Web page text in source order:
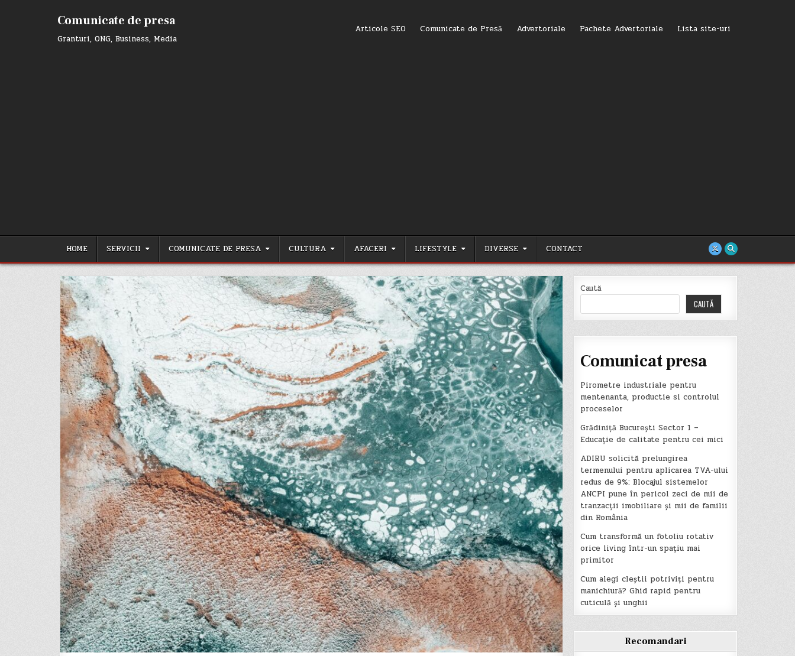
Comunicate de presa
Granturi, ONG, Business, Media
Articole SEO Comunicate de Presă Advertoriale Pachete Advertoriale Lista site-uri
HOME SERVICII COMUNICATE DE PRESA CULTURA AFACERI LIFESTYLE DIVERSE CONTACT
Caută
CAUTĂ
Comunicat presa
Pirometre industriale pentru
mentenanta, productie si controlul
proceselor
Grădiniță București Sector 1 –
Educație de calitate pentru cei mici
ADIRU solicită prelungirea
termenului pentru aplicarea TVA-ului
redus de 9%: Blocajul sistemelor
ANCPI pune în pericol zeci de mii de
tranzacții imobiliare și mii de familii
din România
Cum transformă un fotoliu rotativ
orice living într-un spațiu mai
primitor
Cum alegi cleștii potriviți pentru
manichiură? Ghid rapid pentru
cuticulă și unghii
Recomandari